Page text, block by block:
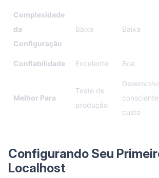
Complexidade
da
Configuração
Baixa Baixa
Confiabilidade Excelente Boa
Melhor Para
Teste de
produção
custo
Configurando Seu
Localhost